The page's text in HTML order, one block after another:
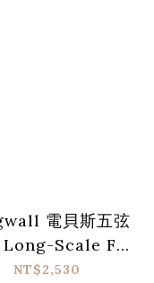
電貝斯五弦
Long-Scale F#
鍍鎳鋼弦
NT$2,530